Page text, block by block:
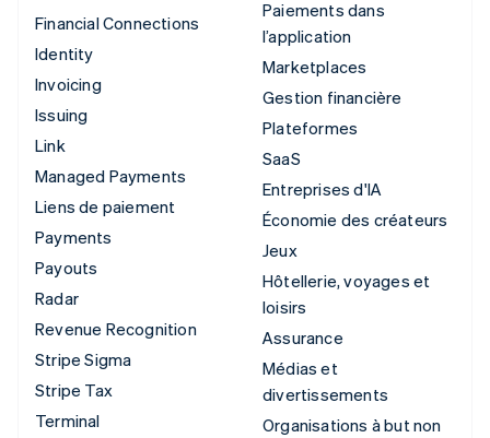
Financial Connections
Identity
Invoicing
Issuing
Link
Managed Payments
Liens de paiement
Payments
Payouts
Radar
Revenue Recognition
Stripe Sigma
Stripe Tax
Terminal
Paiements dans
l’application
Marketplaces
Gestion financière
Plateformes
SaaS
Entreprises d'IA
Économie des créateurs
Jeux
Hôtellerie, voyages et
loisirs
Assurance
Médias et
divertissements
Organisations à but non